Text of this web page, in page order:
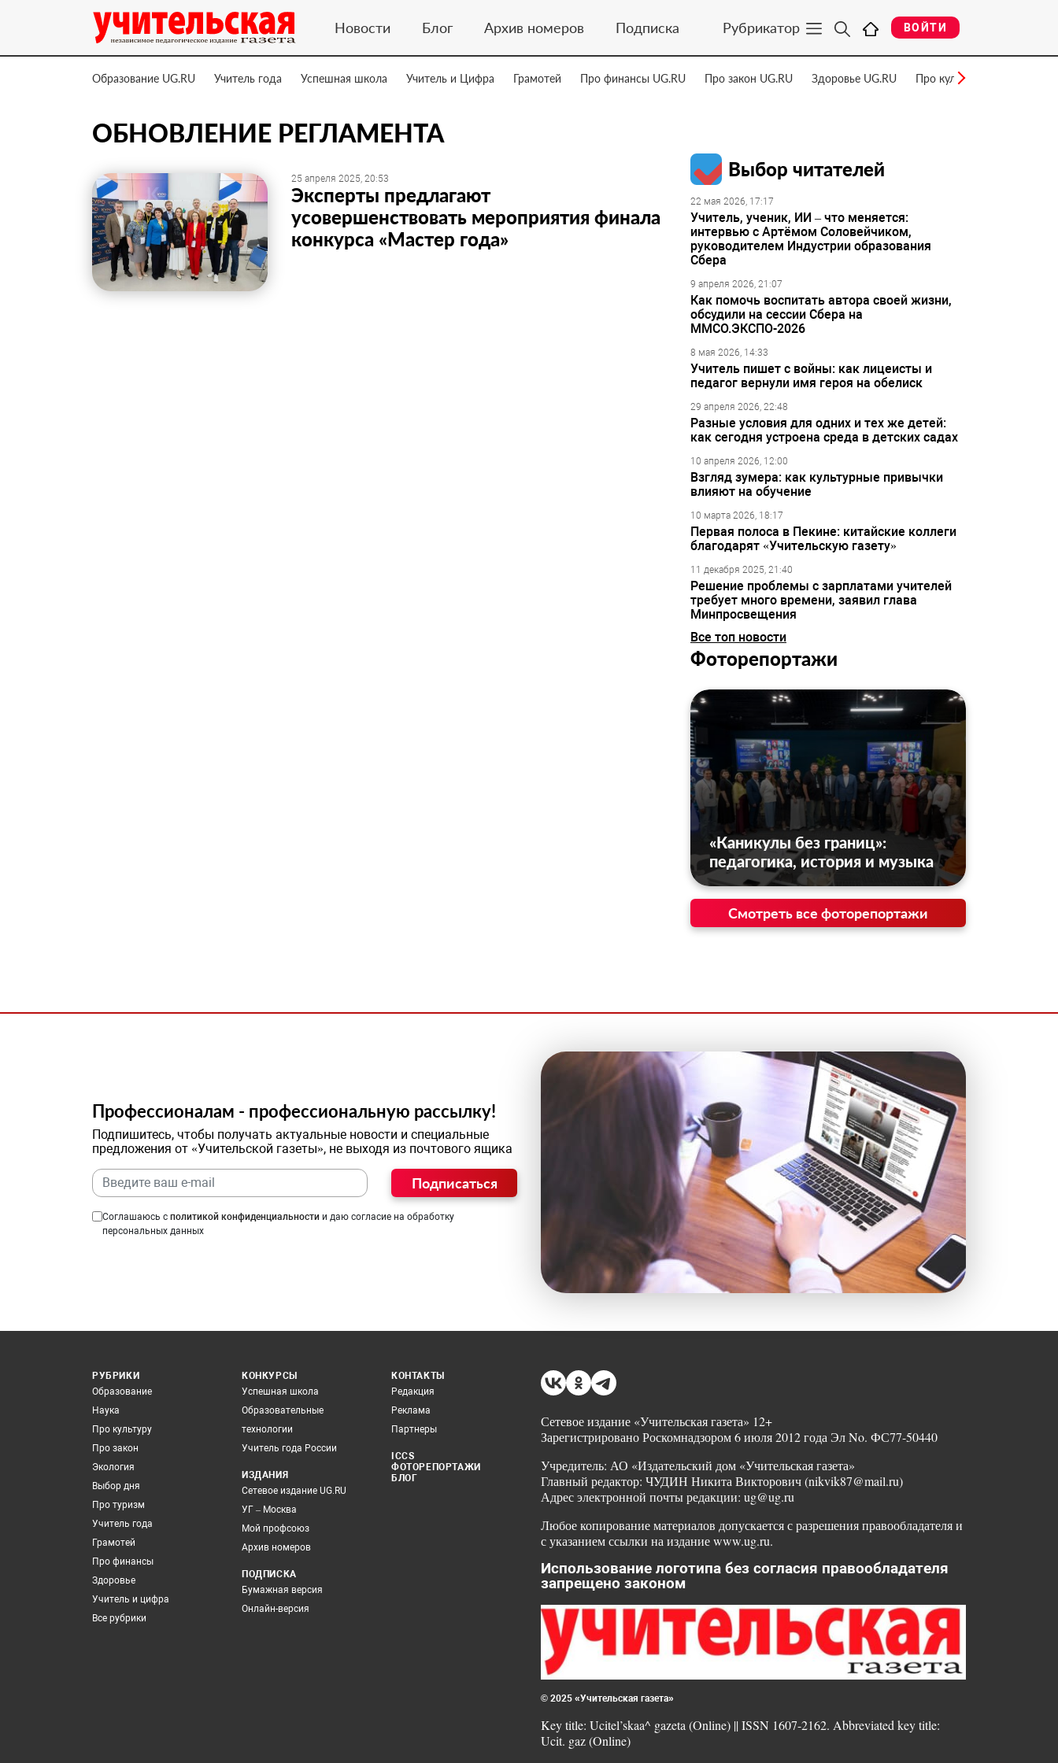
Новости Блог Архив номеров Подписка Рубрикатор ВОЙТИ
Образование UG.RU Учитель года Успешная школа Учитель и Цифра Грамотей Про финансы UG.RU Про закон UG.RU Здоровье UG.RU Про культуру UG.RU
ОБНОВЛЕНИЕ РЕГЛАМЕНТА
25 апреля 2025, 20:53
Эксперты предлагают
усовершенствовать мероприятия финала
конкурса «Мастер года»
Выбор читателей
22 мая 2026, 17:17
Учитель, ученик, ИИ – что меняется:
интервью с Артёмом Соловейчиком,
руководителем Индустрии образования
Сбера
9 апреля 2026, 21:07
Как помочь воспитать автора своей жизни,
обсудили на сессии Сбера на
ММСО.ЭКСПО-2026
8 мая 2026, 14:33
Учитель пишет с войны: как лицеисты и
педагог вернули имя героя на обелиск
29 апреля 2026, 22:48
Разные условия для одних и тех же детей:
как сегодня устроена среда в детских садах
10 апреля 2026, 12:00
Взгляд зумера: как культурные привычки
влияют на обучение
10 марта 2026, 18:17
Первая полоса в Пекине: китайские коллеги
благодарят «Учительскую газету»
11 декабря 2025, 21:40
Решение проблемы с зарплатами учителей
требует много времени, заявил глава
Минпросвещения
Все топ новости
Фоторепортажи
«Каникулы без границ»:
педагогика, история и музыка
Смотреть все фоторепортажи
Профессионалам - профессиональную рассылку!
Подпишитесь, чтобы получать актуальные новости и специальные
предложения от «Учительской газеты», не выходя из почтового ящика
Подписаться
Соглашаюсь с политикой конфиденциальности и даю согласие на обработку
персональных данных
РУБРИКИ
Образование
Наука
Про культуру
Про закон
Экология
Выбор дня
Про туризм
Учитель года
Грамотей
Про финансы
Здоровье
Учитель и цифра
Все рубрики
КОНКУРСЫ
Успешная школа
Образовательные
технологии
Учитель года России
ИЗДАНИЯ
Сетевое издание UG.RU
УГ – Москва
Мой профсоюз
Архив номеров
ПОДПИСКА
Бумажная версия
Онлайн-версия
КОНТАКТЫ
Редакция
Реклама
Партнеры
ICCS
ФОТОРЕПОРТАЖИ
БЛОГ
Сетевое издание «Учительская газета» 12+
Зарегистрировано Роскомнадзором 6 июля 2012 года Эл No. ФС77-50440
Учредитель: АО «Издательский дом «Учительская газета»
Главный редактор: ЧУДИН Никита Викторович (nikvik87@mail.ru)
Адрес электронной почты редакции: ug@ug.ru
Любое копирование материалов допускается с разрешения правообладателя и
с указанием ссылки на издание www.ug.ru.
Использование логотипа без согласия правообладателя
запрещено законом
© 2025 «Учительская газета»
Key title: Ucitel’skaa^ gazeta (Online) || ISSN 1607-2162. Abbreviated key title:
Ucit. gaz (Online)